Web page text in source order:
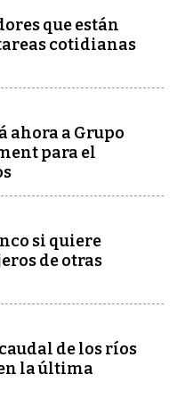
que están
cotidianas
ahora a Grupo
para el
si quiere
de otras
de los ríos
la última